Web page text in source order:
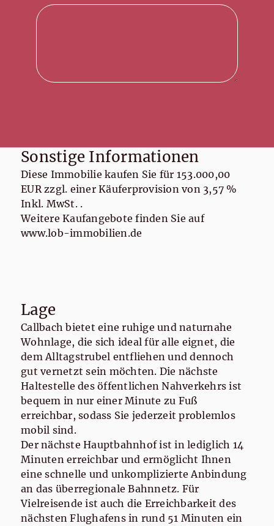
Sonstige Informationen
Diese Immobilie kaufen Sie für 153.000,00
EUR zzgl. einer Käuferprovision von 3,57 %
Inkl. MwSt. .
Weitere Kaufangebote finden Sie auf
www.lob-immobilien.de
Lage
Callbach bietet eine ruhige und naturnahe
Wohnlage, die sich ideal für alle eignet, die
dem Alltagstrubel entfliehen und dennoch
gut vernetzt sein möchten. Die nächste
Haltestelle des öffentlichen Nahverkehrs ist
bequem in nur einer Minute zu Fuß
erreichbar, sodass Sie jederzeit problemlos
mobil sind.
Der nächste Hauptbahnhof ist in lediglich 14
Minuten erreichbar und ermöglicht Ihnen
eine schnelle und unkomplizierte Anbindung
an das überregionale Bahnnetz. Für
Vielreisende ist auch die Erreichbarkeit des
nächsten Flughafens in rund 51 Minuten ein